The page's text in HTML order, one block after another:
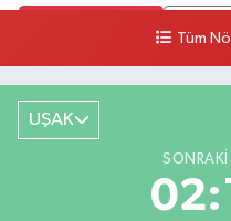
Tüm
UŞAK
SONRAKI